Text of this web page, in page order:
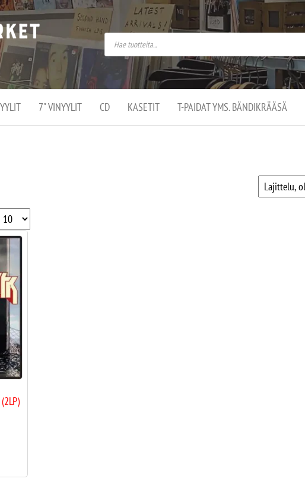
Stupido
Market –
verkossa
ja
kivijalassa
Stupido Market on
vaihtoehtomusaan
erikoistunut
verkko- sekä
kivijalkakauppa
Helsingissä
Kallion
7" VINYYLIT CD KASETIT T-PAIDAT YMS. BÄNDIKRÄÄSÄ